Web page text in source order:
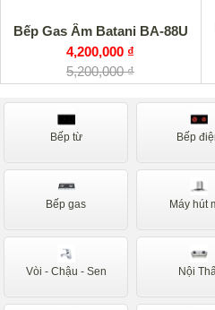
Bếp Gas Âm Batani BA-88U
4,200,000 ₫
5,200,000 ₫
Bếp từ Bếp
Bếp gas Máy hút
Vòi - Chậu - Sen Nội